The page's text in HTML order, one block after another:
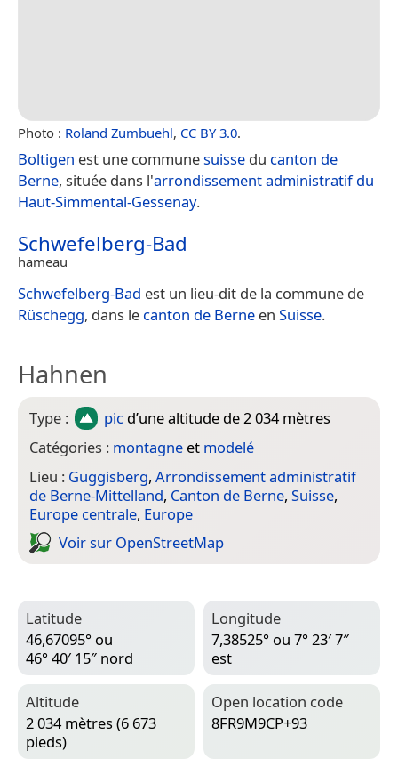
Photo : Roland Zumbuehl, CC BY 3.0.
Boltigen est une communesuisse du canton de
Berne, située dans l'arrondissement administratif du
Haut-Simmental-Gessenay.
Schwefelberg-Bad
hameau
Schwefelberg-Bad est un lieu-dit de la commune de
Rüschegg, dans le canton de Berne en Suisse.
Hahnen
Type : pic d’une altitude de 2 034 mètres
Catégories : montagne et modelé
Lieu : Guggisberg, Arrondissement administratif
de Berne-Mittelland, Canton de Berne, Suisse,
Europe centrale, Europe
Voir sur Open­Street­Map
Latitude
46,67095° ou
46° 40′ 15″ nord
Longitude
7,38525° ou 7° 23′ 7″
est
Altitude
2 034 mètres (6 673
pieds)
Open location code
8FR9M9CP+93